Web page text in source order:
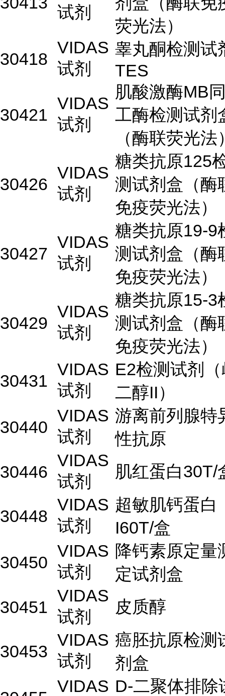
试剂
荧光法）
30418
VIDAS
试剂
睾丸酮检测试
TES
30421
VIDAS
试剂
肌酸激酶MB
工酶检测试剂
（酶联荧光法
30426
VIDAS
试剂
糖类抗原125
测试剂盒（酶
免疫荧光法）
30427
VIDAS
试剂
糖类抗原19-9
测试剂盒（酶
免疫荧光法）
30429
VIDAS
试剂
糖类抗原15-3
测试剂盒（酶
免疫荧光法）
30431
VIDAS
试剂
E2检测试剂
二醇II）
30440
VIDAS
试剂
游离前列腺特
性抗原
30446
VIDAS
试剂
肌红蛋白30T/
30448
VIDAS
试剂
超敏肌钙蛋白
I60T/盒
30450
VIDAS
试剂
降钙素原定量
定试剂盒
30451
VIDAS
试剂
皮质醇
30453
VIDAS
试剂
癌胚抗原检测
剂盒
VIDAS D-二聚体排除